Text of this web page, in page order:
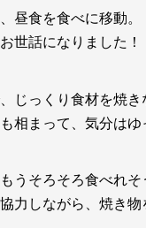
昼食を食べに移動。
世話になりました！
じっくり食材を焼き
相まって、気分はゆ
うそろそろ食べれそ
力しながら、焼き物